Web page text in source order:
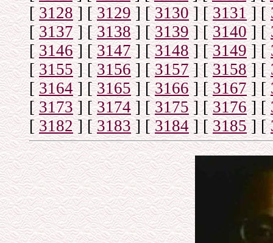
[3128] [3129] [3130] [3131] [
[3137] [3138] [3139] [3140] [
[3146] [3147] [3148] [3149] [
[3155] [3156] [3157] [3158] [
[3164] [3165] [3166 ] [3167] [
[3173] [3174] [3175] [3176] [
[3182] [3183] [3184] [3185] [